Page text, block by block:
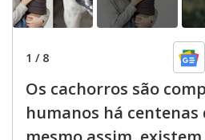
1 / 8
Os cachorros são
humanos há centenas